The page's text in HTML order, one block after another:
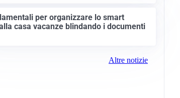
per organizzare lo smart
casa vacanze blindando i documenti
Altre notizie